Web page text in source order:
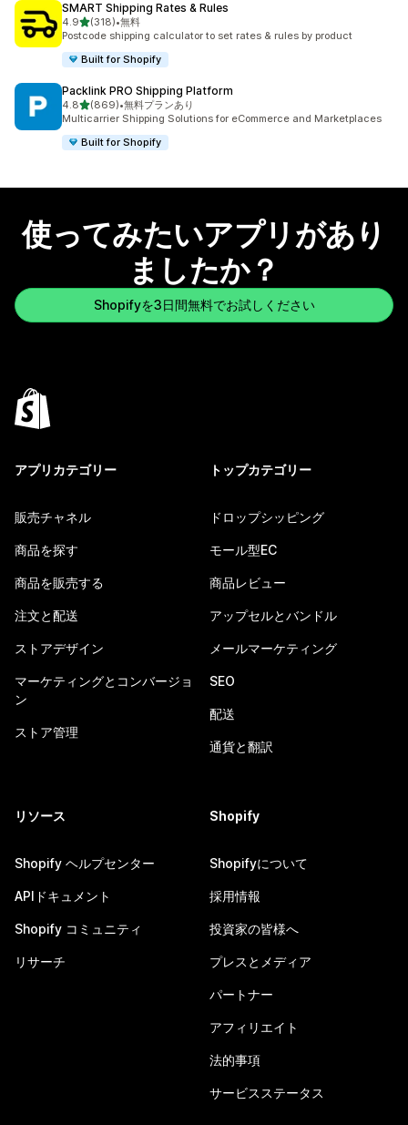
SMART Shipping Rates & Rules
4.95つ星中
(318)
合計レビュー数：318件
•無料
Postcode shipping calculator to set rates & rules by product
Built for Shopify
Packlink PRO Shipping Platform
4.85つ星中
(869)
合計レビュー数：869件
•無料プランあり
Multicarrier Shipping Solutions for eCommerce and Marketplaces
Built for Shopify
使ってみたいアプリがあり
ましたか？
Shopifyを3日間無料でお試しください
アプリカテゴリー
販売チャネル
商品を探す
商品を販売する
注文と配送
ストアデザイン
マーケティングとコンバージョ
ン
ストア管理
トップカテゴリー
ドロップシッピング
モール型EC
商品レビュー
アップセルとバンドル
メールマーケティング
SEO
配送
通貨と翻訳
リソース
Shopify ヘルプセンター
APIドキュメント
Shopify コミュニティ
リサーチ
Shopify
Shopifyについて
採用情報
投資家の皆様へ
プレスとメディア
パートナー
アフィリエイト
法的事項
サービスステータス